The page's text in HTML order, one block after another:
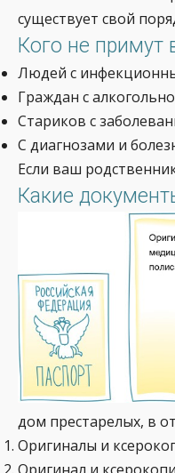
существует свой
Кого не примут
Людей с
Граждан с
Стариков с
С диагнозами и
Если ваш
Какие
дом престарелых, в
Оригиналы и